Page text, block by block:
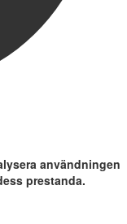
användningen
prestanda.